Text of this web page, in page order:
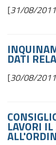
[31/08/2011
DATI
[30/08/2011
LAVORI